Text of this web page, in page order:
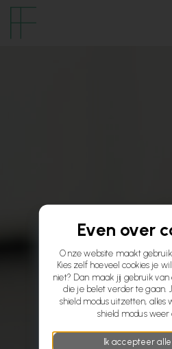
Even over
Onze website maakt gebruik
Kies zelf hoeveel cookies je
niet? Dan maak jij gebruik
die je belet verder te gaan.
shield modus uitzetten, alles
shield modus weer
Ik accepteer